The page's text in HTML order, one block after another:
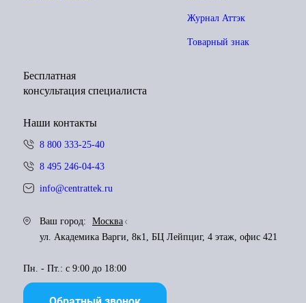
Журнал Аттэк
Товарный знак
Бесплатная
консультация специалиста
Наши контакты
8 800 333-25-40
8 495 246-04-43
info@centrattek.ru
Ваш город:
Москва
ул. Академика Варги, 8к1, БЦ Лейпциг, 4 этаж, офис 421
Пн. - Пт.: с 9:00 до 18:00